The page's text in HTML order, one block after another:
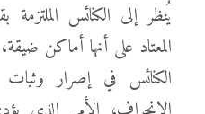
يُنظر إلى الكنائس الملتزمة
المعتاد على أنها أماكن
الكنائس في إصرار